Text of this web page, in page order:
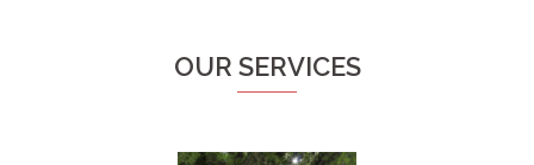
OUR SERVICES